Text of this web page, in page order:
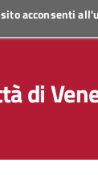
acconsenti
di